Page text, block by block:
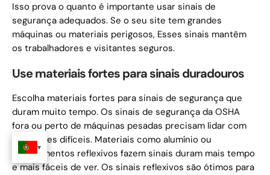
Isso prova o quanto é importante usar sinais de
segurança adequados. Se o seu site tem grandes
máquinas ou materiais perigosos, Esses sinais mantêm
os trabalhadores e visitantes seguros.
Use materiais fortes para sinais duradouros
Escolha materiais fortes para sinais de segurança que
duram muito tempo. Os sinais de segurança da OSHA
fora ou perto de máquinas pesadas precisam lidar com
condições difíceis. Materiais como alumínio ou
revestimentos reflexivos fazem sinais duram mais tempo
e mais fáceis de ver. Os sinais reflexivos são ótimos para